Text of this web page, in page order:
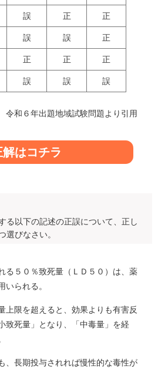
誤 正 正
誤 誤 正
正 正 正
誤 誤 誤
和６年出題地域試験問題より引用
解はコチラ
る以下の記述の正誤について、正し
選びなさい。
る５０％致死量（ＬＤ５０）は、薬
いられる。
上限を超えると、効果よりも有害反
致死量」となり、「中毒量」を経
、長期投与されれば慢性的な毒性が